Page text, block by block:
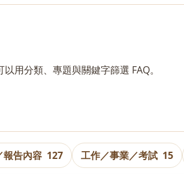
用分類、專題與關鍵字篩選 FAQ。
報告內容 127 工作／事業／考試 15